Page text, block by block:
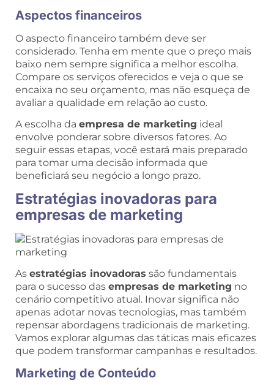
Aspectos financeiros
O aspecto financeiro também deve ser
considerado. Tenha em mente que o preço mais
baixo nem sempre significa a melhor escolha.
Compare os serviços oferecidos e veja o que se
encaixa no seu orçamento, mas não esqueça de
avaliar a qualidade em relação ao custo.
A escolha da empresa de marketing ideal
envolve ponderar sobre diversos fatores. Ao
seguir essas etapas, você estará mais preparado
para tomar uma decisão informada que
beneficiará seu negócio a longo prazo.
Estratégias inovadoras para
empresas de marketing
As estratégias inovadoras são fundamentais
para o sucesso das empresas de marketing no
cenário competitivo atual. Inovar significa não
apenas adotar novas tecnologias, mas também
repensar abordagens tradicionais de marketing.
Vamos explorar algumas das táticas mais eficazes
que podem transformar campanhas e resultados.
Marketing de Conteúdo